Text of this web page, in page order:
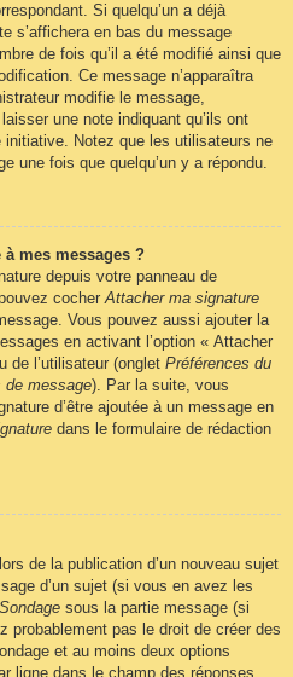
Si quelqu’un a déjà
s’affichera en bas du message
de fois qu’il a été modifié ainsi que
Ce message n’apparaîtra
modifie le message,
une note indiquant qu’ils ont
Notez que les utilisateurs ne
une fois que quelqu’un y a répondu.
mes messages ?
depuis votre panneau de
cocherAttacher ma signature
Vous pouvez aussi ajouter la
en activant l’option « Attacher
de l’utilisateur (onglet Préférences du
de message). Par la suite, vous
d’être ajoutée à un message en
dans le formulaire de rédaction
de la publication d’un nouveau sujet
d’un sujet (si vous en avez les
Sondage sous la partie message (si
probablement pas le droit de créer des
et au moins deux options
ligne dans le champ des réponses.